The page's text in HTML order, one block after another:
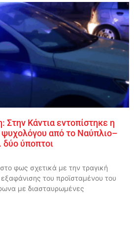
Κάντια εντοπίστηκε η
από το Ναύπλιο–
δύο ύποπτοι
φως σχετικά με την τραγική
του προϊσταμένου του
με διασταυρωμένες